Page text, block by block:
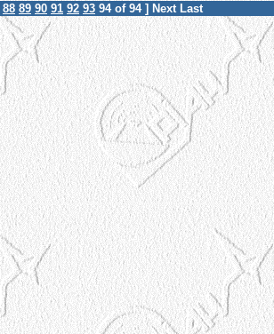
88 89 90 91 92 93 94of 94 ] Next Last